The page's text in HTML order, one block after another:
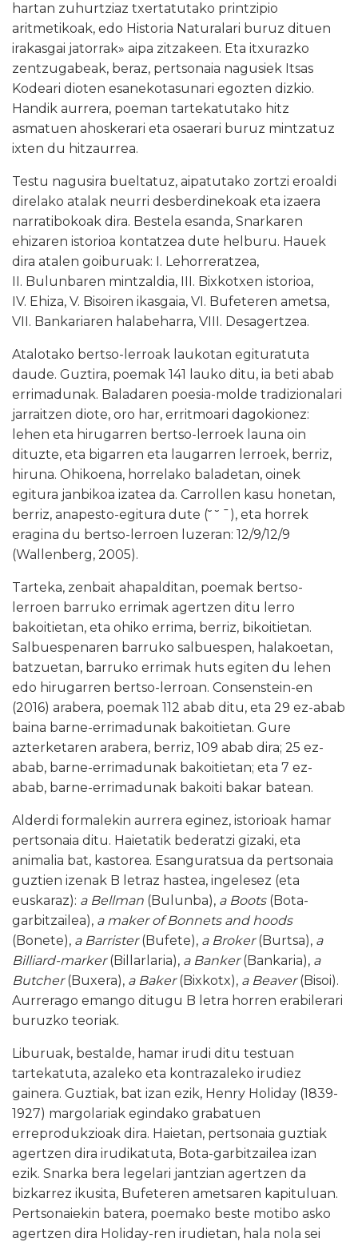
hartan zuhurtziaz txertatutako printzipio
aritmetikoak, edo Historia Naturalari buruz dituen
irakasgai jatorrak» aipa zitzakeen. Eta itxurazko
zentzugabeak, beraz, pertsonaia nagusiek Itsas
Kodeari dioten esanekotasunari egozten dizkio.
Handik aurrera, poeman tartekatutako hitz
asmatuen ahoskerari eta osaerari buruz mintzatuz
ixten du hitzaurrea.
Testu nagusira bueltatuz, aipatutako zortzi eroaldi
direlako atalak neurri desberdinekoak eta izaera
narratibokoak dira. Bestela esanda, Snarkaren
ehizaren istorioa kontatzea dute helburu. Hauek
dira atalen goiburuak: I. Lehorreratzea,
II. Bulunbaren mintzaldia, III. Bixkotxen istorioa,
IV. Ehiza, V. Bisoiren ikasgaia, VI. Bufeteren ametsa,
VII. Bankariaren halabeharra, VIII. Desagertzea.
Atalotako bertso-lerroak laukotan egituratuta
daude. Guztira, poemak 141 lauko ditu, ia beti abab
errimadunak. Baladaren poesia-molde tradizionalari
jarraitzen diote, oro har, erritmoari dagokionez:
lehen eta hirugarren bertso-lerroek launa oin
dituzte, eta bigarren eta laugarren lerroek, berriz,
hiruna. Ohikoena, horrelako baladetan, oinek
egitura janbikoa izatea da. Carrollen kasu honetan,
berriz, anapesto-egitura dute (˘ ˘ ¯), eta horrek
eragina du bertso-lerroen luzeran: 12/9/12/9
(Wallenberg, 2005).
Tarteka, zenbait ahapalditan, poemak bertso-
lerroen barruko errimak agertzen ditu lerro
bakoitietan, eta ohiko errima, berriz, bikoitietan.
Salbuespenaren barruko salbuespen, halakoetan,
batzuetan, barruko errimak huts egiten du lehen
edo hirugarren bertso-lerroan. Consenstein-en
(2016) arabera, poemak 112 abab ditu, eta 29 ez-abab
baina barne-errimadunak bakoitietan. Gure
azterketaren arabera, berriz, 109 abab dira; 25 ez-
abab, barne-errimadunak bakoitietan; eta 7 ez-
abab, barne-errimadunak bakoiti bakar batean.
Alderdi formalekin aurrera eginez, istorioak hamar
pertsonaia ditu. Haietatik bederatzi gizaki, eta
animalia bat, kastorea. Esanguratsua da pertsonaia
guztien izenak B letraz hastea, ingelesez (eta
euskaraz): a Bellman (Bulunba), a Boots(Bota-
garbitzailea), a maker of Bonnets and hoods
(Bonete), a Barrister(Bufete), a Broker(Burtsa), a
Billiard-marker(Billarlaria), a Banker(Bankaria), a
Butcher(Buxera), a Baker(Bixkotx), a Beaver(Bisoi).
Aurrerago emango ditugu B letra horren erabilerari
buruzko teoriak.
Liburuak, bestalde, hamar irudi ditu testuan
tartekatuta, azaleko eta kontrazaleko irudiez
gainera. Guztiak, bat izan ezik, Henry Holiday (1839-
1927) margolariak egindako grabatuen
erreprodukzioak dira. Haietan, pertsonaia guztiak
agertzen dira irudikatuta, Bota-garbitzailea izan
ezik. Snarka bera legelari jantzian agertzen da
bizkarrez ikusita, Bufeteren ametsaren kapituluan.
Pertsonaiekin batera, poemako beste motibo asko
agertzen dira Holiday-ren irudietan, hala nola sei